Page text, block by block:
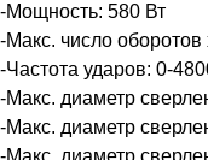
-Мощность: 580 Вт
-Макс. число
-Частота ударов: 0-
-Макс. диаметр
-Макс. диаметр